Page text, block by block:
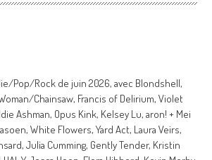
Pop/Rock de juin 2026, avec Blondshell,
Chainsaw, Francis of Delirium, Violet
Ashman, Opus Kink, Kelsey Lu, aron! + Mei
White Flowers, Yard Act, Laura Veirs,
Julia Cumming, Gently Tender, Kristin